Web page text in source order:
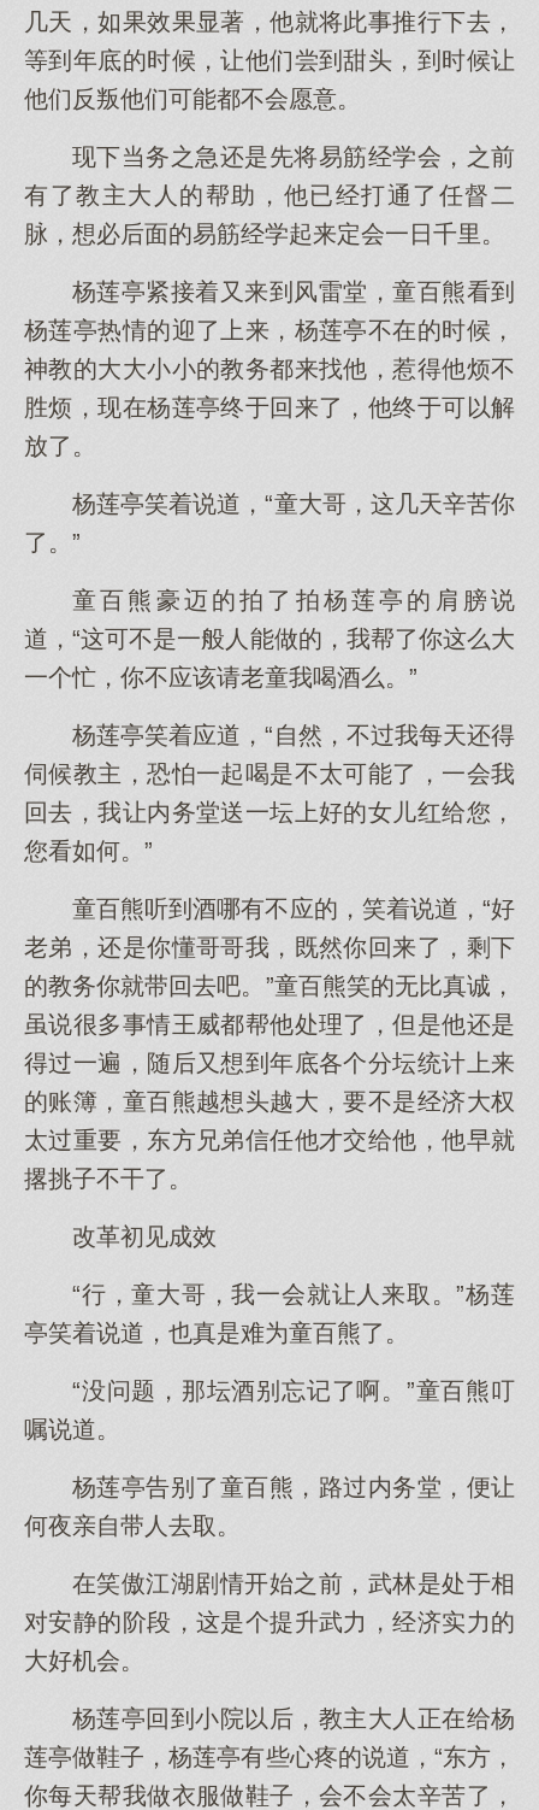
几天，如果效果显著，他就将此事推行下去，
等到年底的时候，让他们尝到甜头，到时候让
他们反叛他们可能都不会愿意。
现下当务之急还是先将易筋经学会，之前
有了教主大人的帮助，他已经打通了任督二
脉，想必后面的易筋经学起来定会一日千里。
杨莲亭紧接着又来到风雷堂，童百熊看到
杨莲亭热情的迎了上来，杨莲亭不在的时候，
神教的大大小小的教务都来找他，惹得他烦不
胜烦，现在杨莲亭终于回来了，他终于可以解
放了。
杨莲亭笑着说道，“童大哥，这几天辛苦你
了。”
童百熊豪迈的拍了拍杨莲亭的肩膀说
道，“这可不是一般人能做的，我帮了你这么大
一个忙，你不应该请老童我喝酒么。”
杨莲亭笑着应道，“自然，不过我每天还得
伺候教主，恐怕一起喝是不太可能了，一会我
回去，我让内务堂送一坛上好的女儿红给您，
您看如何。”
童百熊听到酒哪有不应的，笑着说道，“好
老弟，还是你懂哥哥我，既然你回来了，剩下
的教务你就带回去吧。”童百熊笑的无比真诚，
虽说很多事情王威都帮他处理了，但是他还是
得过一遍，随后又想到年底各个分坛统计上来
的账簿，童百熊越想头越大，要不是经济大权
太过重要，东方兄弟信任他才交给他，他早就
撂挑子不干了。
改革初见成效
“行，童大哥，我一会就让人来取。”杨莲
亭笑着说道，也真是难为童百熊了。
“没问题，那坛酒别忘记了啊。”童百熊叮
嘱说道。
杨莲亭告别了童百熊，路过内务堂，便让
何夜亲自带人去取。
在笑傲江湖剧情开始之前，武林是处于相
对安静的阶段，这是个提升武力，经济实力的
大好机会。
杨莲亭回到小院以后，教主大人正在给杨
莲亭做鞋子，杨莲亭有些心疼的说道，“东方，
你每天帮我做衣服做鞋子，会不会太辛苦了，